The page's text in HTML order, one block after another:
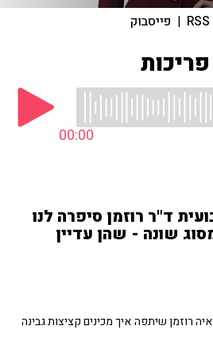
RSS
| פייסבוק
00:00
ד"ר רוזמן סיפרה לנו
שונה - שהן עדיין
רוזמן שיתפה איך מכינים קציצות גבינה